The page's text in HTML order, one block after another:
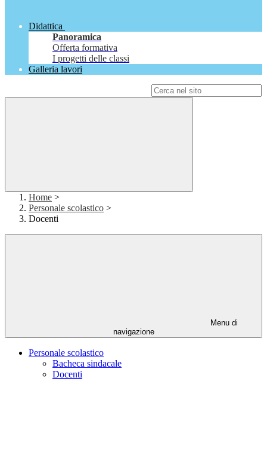
Didattica
Panoramica
Offerta formativa
I progetti delle classi
Galleria lavori
Home >
Personale scolastico >
Docenti
Menu di
navigazione
Personale scolastico
Bacheca sindacale
Docenti